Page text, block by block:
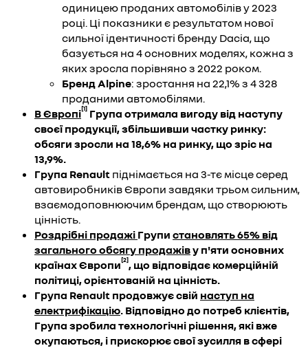
одиницею проданих автомобілів у 2023
році. Ці показники є результатом нової
сильної ідентичності бренду Dacia, що
базується на 4 основних моделях, кожна з
яких зросла порівняно з 2022 роком.
БрендAlpine: зростання на 22,1% з 4 328
проданими автомобілями.
В Європі[1] Група отримала вигоду від наступу
своєї продукції, збільшивши частку ринку:
обсяги зросли на 18,6% на ринку, що зріс на
13,9%.
Група Renault піднімається на 3-тє місце серед
автовиробників Європи завдяки трьом сильним,
взаємодоповнюючим брендам, що створюють
цінність.
Роздрібні продажі Групи становлять 65% від
загального обсягу продажіву п'яти основних
країнах Європи[2], що відповідає комерційній
політиці, орієнтованій на цінність.
Група Renault продовжує свій наступ на
електрифікацію. Відповідно до потреб клієнтів,
Група зробила технологічні рішення, які вже
окупаються, і прискорює свої зусилля в сфері